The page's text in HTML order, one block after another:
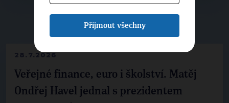
NEPŘEHLÉDNĚTE
28.7.2026
Veřejné finance, euro i školství. Matěj
Ondřej Havel jednal s prezidentem
Přijmout všechny